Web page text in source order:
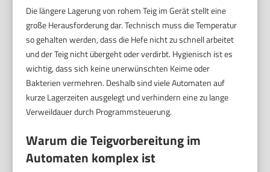
Die längere Lagerung von rohem Teig im Gerät stellt eine
große Herausforderung dar. Technisch muss die Temperatur
so gehalten werden, dass die Hefe nicht zu schnell arbeitet
und der Teig nicht übergeht oder verdirbt. Hygienisch ist es
wichtig, dass sich keine unerwünschten Keime oder
Bakterien vermehren. Deshalb sind viele Automaten auf
kurze Lagerzeiten ausgelegt und verhindern eine zu lange
Verweildauer durch Programmsteuerung.
Warum die Teigvorbereitung im
Automaten komplex ist